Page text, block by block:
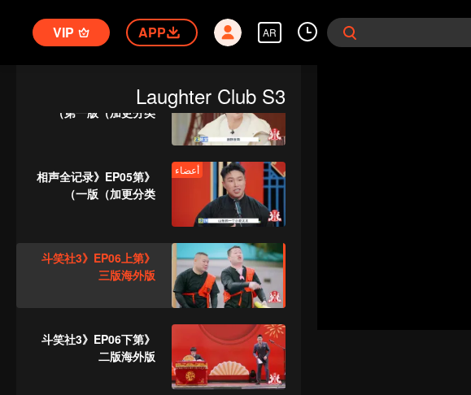
AR
APP
VIP
Laughter Club S3
版第一版（加更分类）
أعضاء
第一版（加更分类）
أعضاء
《相声全记录》EP05第
一版（加更分类）
《斗笑社3》EP06上第
三版海外版
《斗笑社3》EP06下第
二版海外版